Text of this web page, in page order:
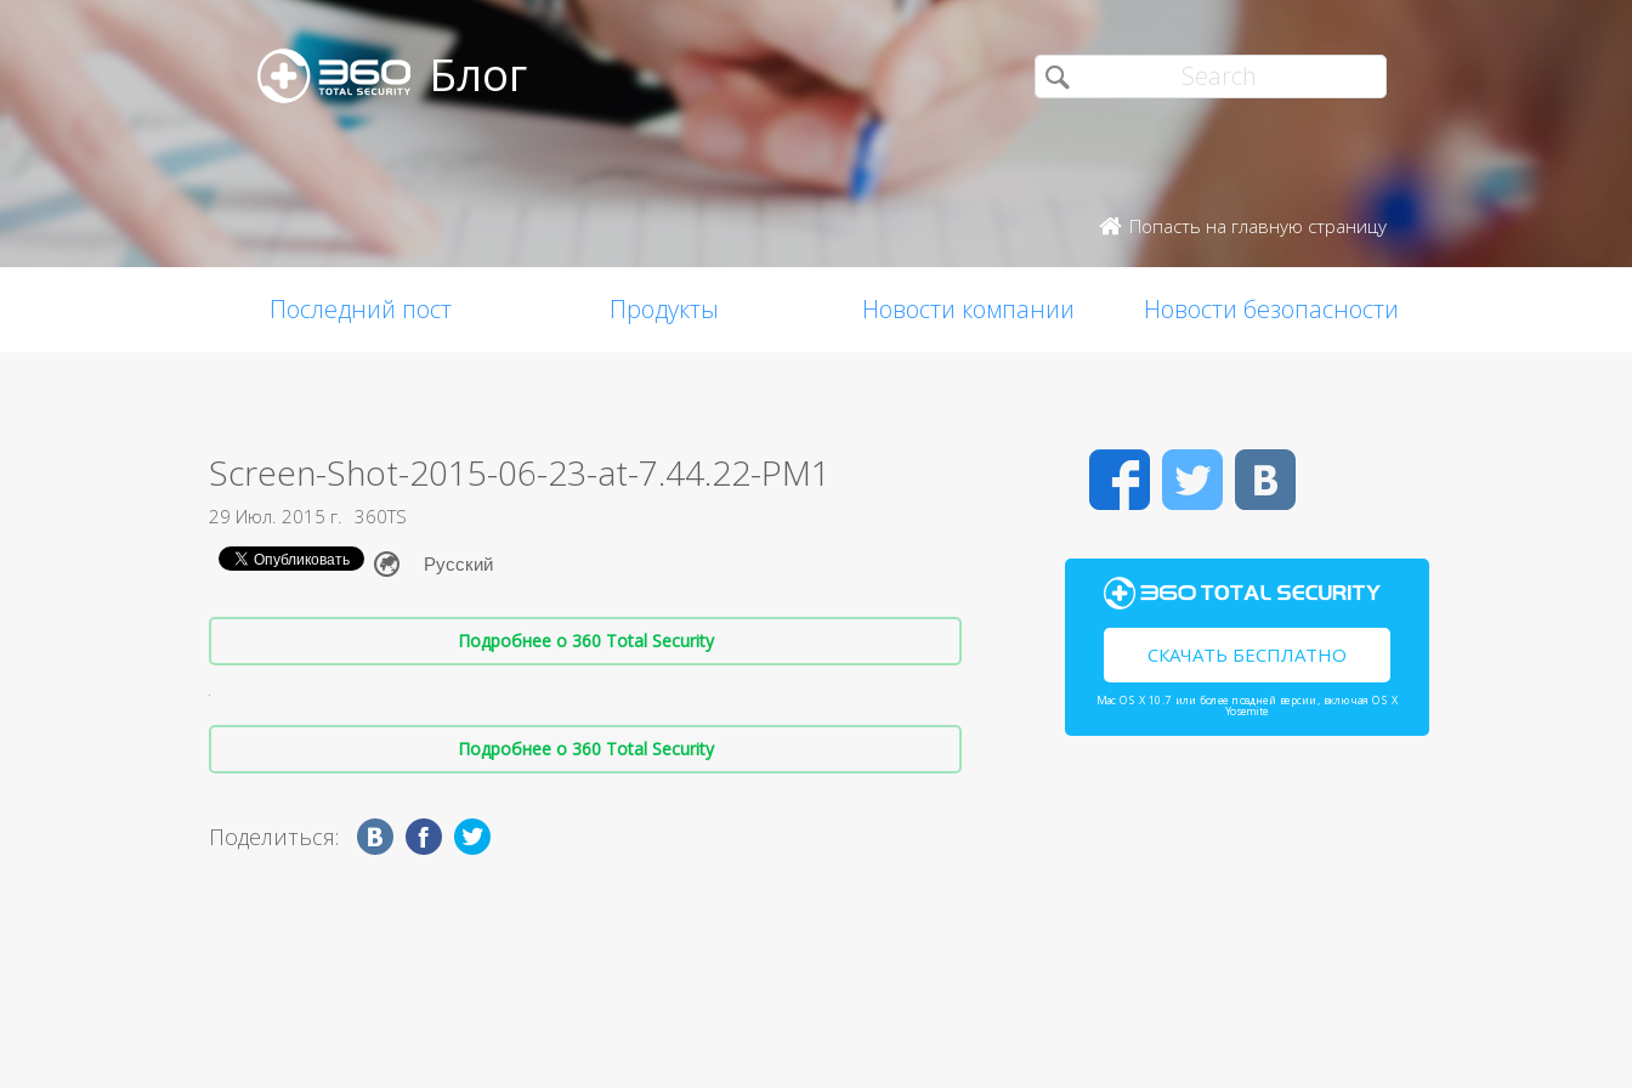
Блог
Попасть на главную страницу
Последний пост Продукты Новости компании Новости безопасности
Screen-Shot-2015-06-23-at-7.44.22-PM1
29 Июл. 2015 г. 360TS
Подробнее о 360 Total Security
Подробнее о 360 Total Security
Поделиться:
FacebookTwitter
СКАЧАТЬ БЕСПЛАТНО
Mac OS X 10.7 или более поздней версии, включая OS X
Yosemite